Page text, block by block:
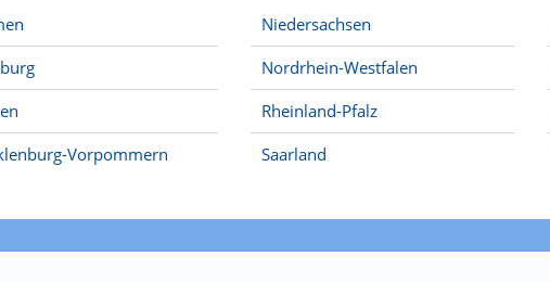
Vorpommern
Niedersachsen
Nordrhein-Westfalen
Rheinland-Pfalz
Saarland